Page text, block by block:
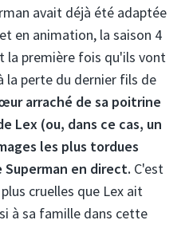
avait déjà été adaptée
en animation, la saison 4
la première fois qu'ils vont
la perte du dernier fils de
arraché de sa poitrine
Lex (ou, dans ce cas, un
les plus tordues
en direct. C'est
cruelles que Lex ait
à sa famille dans cette